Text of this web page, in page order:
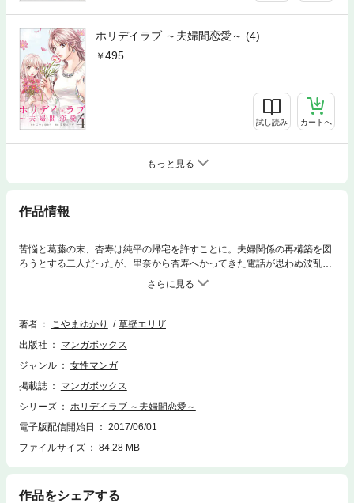
ホリデイラブ ～夫婦間恋愛～ (4)
495
試し読み カートへ
もっと見る
作品情報
苦悩と葛藤の末、杏寿は純平の帰宅を許すことに。夫婦関係の再構築を図
ろうとする二人だったが、里奈から杏寿へかってきた電話が思わぬ波乱を
著者 こやまゆかり
草壁エリザ
出版社
マンガボックス
ジャンル
女性マンガ
掲載誌
マンガボックス
シリーズ
ホリデイラブ ～夫婦間恋愛～
電子版配信開始日
2017/06/01
ファイルサイズ
84.28 MB
作品をシェアする